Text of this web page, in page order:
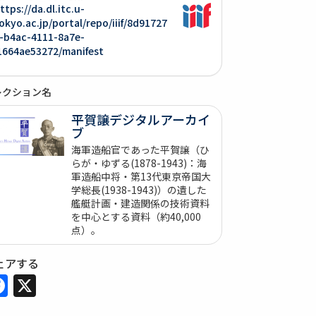
da.dl.itc.u-
portal/repo/iiif/8d91727
b4ac-4111-8a7e-
manifest
ション名
平賀譲デジタルアーカイ
ブ
海軍造船官であった平賀譲（ひ
らが・ゆずる(1878-1943)：海
軍造船中将・第13代東京帝国大
学総長(1938-1943)）の遺した
艦艇計画・建造関係の技術資料
を中心とする資料（約40,000
点）。
アする
Facebook
X